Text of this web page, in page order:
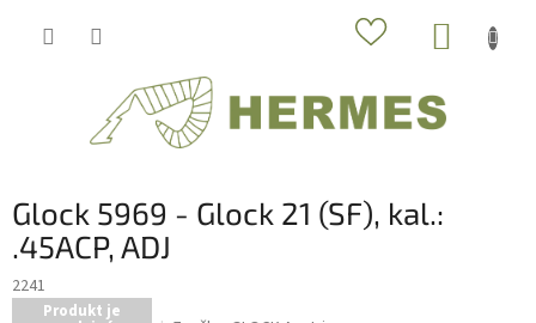
Glock 5969 - Glock 21 (SF), kal.:
.45ACP, ADJ
2241
Produkt je